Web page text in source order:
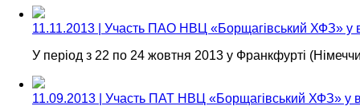
11.11.2013 | Участь ПАO НВЦ «Борщагівський ХФЗ» у
У період з 22 по 24 жовтня 2013 у Франкфурті
11.09.2013 | Участь ПАТ НВЦ «Борщагівський ХФЗ» у